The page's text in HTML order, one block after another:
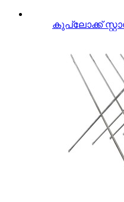
കുപ്ലോക്ക്